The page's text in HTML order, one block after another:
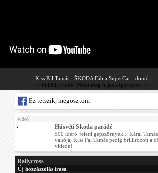
Kiss Pál Tamás - ŠKODA Fabia SuperCar - döntő
>> FullHD videó! Nézd meg teljes képernyőn! <<
Ez tetszik, megosztom
videó
Húsvéti Skoda parádé
500 lóerő feletti gépszörnyek... Kárai
váltója, Kiss Pál Tamás pedig brillírozott a
videón!
Rallycross
Új hozzászólás írása